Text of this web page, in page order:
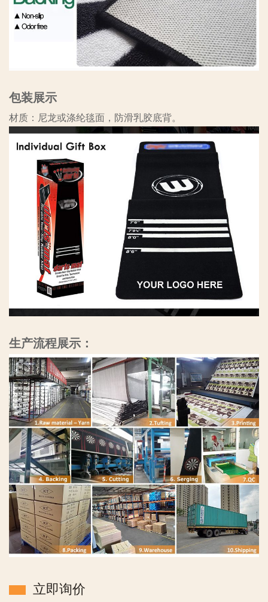
包装展示
材质：尼龙或涤纶毯面，防滑乳胶底背。
生产流程展示：
立即询价